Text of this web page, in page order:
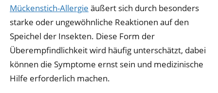
Mückenstich-Allergie äußert sich durch besonders
starke oder ungewöhnliche Reaktionen auf den
Speichel der Insekten. Diese Form der
Überempfindlichkeit wird häufig unterschätzt, dabei
können die Symptome ernst sein und medizinische
Hilfe erforderlich machen.